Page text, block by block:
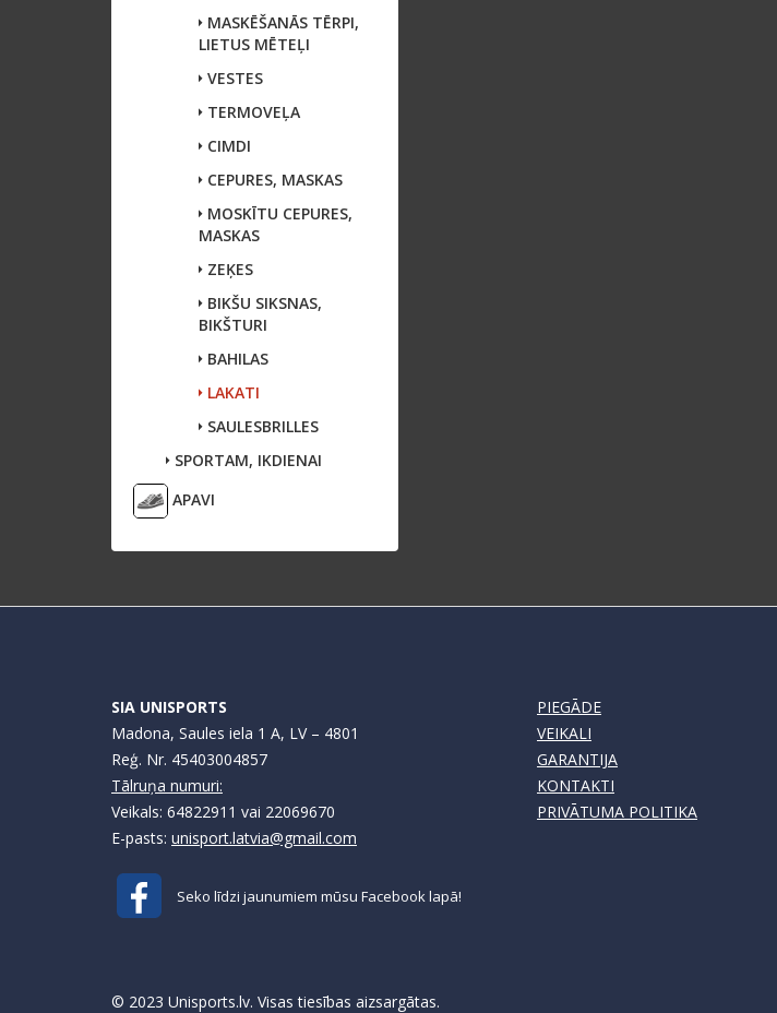
MASKĒŠANĀS TĒRPI,
LIETUS MĒTEĻI
VESTES
TERMOVEĻA
CIMDI
CEPURES, MASKAS
MOSKĪTU CEPURES,
MASKAS
ZEĶES
BIKŠU SIKSNAS,
BIKŠTURI
BAHILAS
LAKATI
SAULESBRILLES
SPORTAM, IKDIENAI
APAVI
SIA UNISPORTS
Madona, Saules iela 1 A, LV – 4801
Reģ. Nr. 45403004857
Tālruņa numuri:
Veikals: 64822911 vai 22069670
E-pasts: unisport.latvia@gmail.com
Seko līdzi jaunumiem mūsu Facebook lapā!
PIEGĀDE
VEIKALI
GARANTIJA
KONTAKTI
PRIVĀTUMA POLITIKA
© 2023 Unisports.lv. Visas tiesības aizsargātas.